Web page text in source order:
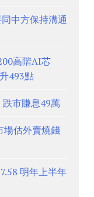
中方保持溝通
高階AI芯
493點
市賺息49萬
估外賣燒錢
明年上半年